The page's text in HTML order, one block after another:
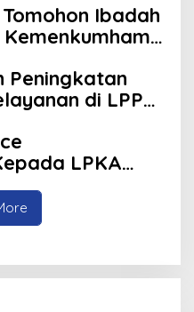
Ibadah
Peningkatan
di LPP
LPKA
Tanggung